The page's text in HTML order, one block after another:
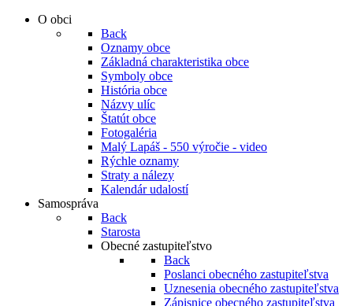
O obci
Back
Oznamy obce
Základná charakteristika obce
Symboly obce
História obce
Názvy ulíc
Štatút obce
Fotogaléria
Malý Lapáš - 550 výročie - video
Rýchle oznamy
Straty a nálezy
Kalendár udalostí
Samospráva
Back
Starosta
Obecné zastupiteľstvo
Back
Poslanci obecného zastupiteľstva
Uznesenia obecného zastupiteľstva
Zápisnice obecného zastupiteľstva